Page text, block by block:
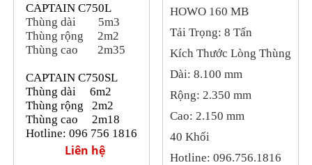
CAPTAIN C750L
Thùng dài 5m3
Thùng rộng
2m2
Thùng cao 2m35
CAPTAIN C750SL
Thùng dài 6m2
Thùng rộng
2m2
Thùng cao 2m18
Hotline: 096 756 1816
Liên hệ
HOWO 160 MB
Tải Trọng: 8 Tấn
Kích Thước Lòng Thùng
Dài: 8.100 mm
Rộng: 2.350 mm
Cao: 2.150 mm
40 Khối
Hotline: 096.756.1816